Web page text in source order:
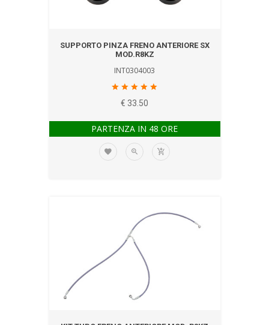
SUPPORTO PINZA FRENO ANTERIORE SX
MOD.R8KZ
INT0304003
€ 33.50
PARTENZA IN 48 ORE